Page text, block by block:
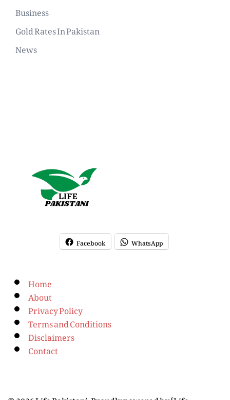
Business
Gold Rates In Pakistan
News
Facebook WhatsApp
Home
About
Privacy Policy
Terms and Conditions
Disclaimers
Contact